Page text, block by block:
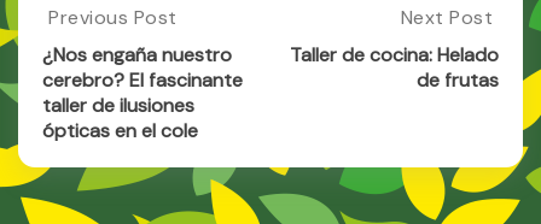
Post
navigation
Previous
Post:
¿Nos
Engaña
Nuestro
El
Fascinante
Previous Post
¿Nos engaña nuestro
cerebro? El fascinante
taller de ilusiones
ópticas en el cole
Next
Post:
Taller
De
Frutas
Next Post
Taller de cocina: Helado
de frutas